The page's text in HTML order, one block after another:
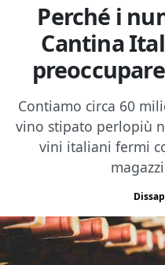
Perché i
Cantina
Contiamo circa 60
vino stipato perlopiù
vini italiani fermi